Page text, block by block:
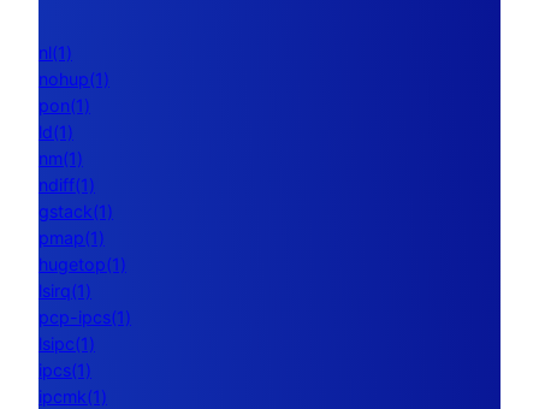
nl(1)
nohup(1)
pon(1)
ld(1)
nm(1)
ndiff(1)
gstack(1)
pmap(1)
hugetop(1)
lsirq(1)
pcp-ipcs(1)
lsipc(1)
ipcs(1)
ipcmk(1)